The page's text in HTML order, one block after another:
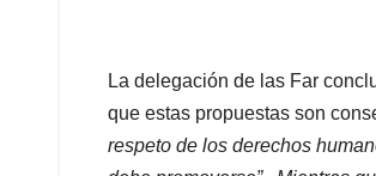
La delegación de las Far
que estas propuestas son
respeto de los derechos